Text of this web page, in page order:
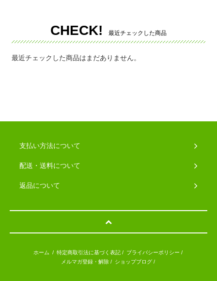
CHECK! 最近チェックした商品
最近チェックした商品はまだありません。
支払い方法について
配送・送料について
返品について
ホーム / 特定商取引法に基づく表記/ プライバシーポリシー /
メルマガ登録・解除/ ショップブログ/